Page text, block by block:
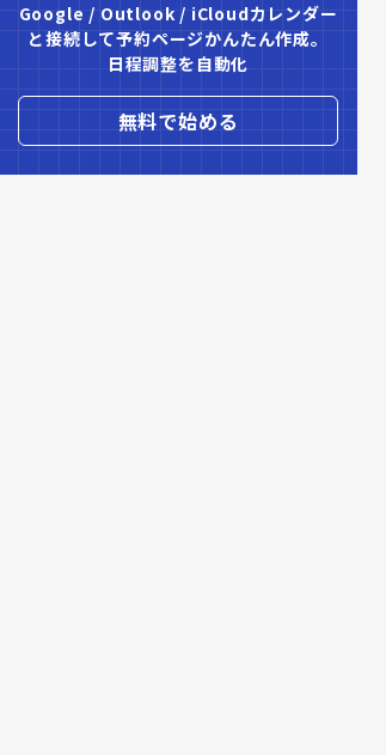
Google / Outlook / iCloudカレンダー
と接続して予約ページかんたん作成。
日程調整を自動化
無料で始める